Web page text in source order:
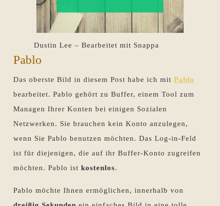
Dustin Lee – Bearbeitet mit Snappa
Pablo
Das oberste Bild in diesem Post habe ich mit Pablo
bearbeitet. Pablo gehört zu Buffer, einem Tool zum
Managen Ihrer Konten bei einigen Sozialen
Netzwerken. Sie brauchen kein Konto anzulegen,
wenn Sie Pablo benutzen möchten. Das Log-in-Feld
ist für diejenigen, die auf ihr Buffer-Konto zugreifen
möchten. Pablo ist kostenlos.
Pablo möchte Ihnen ermöglichen, innerhalb von